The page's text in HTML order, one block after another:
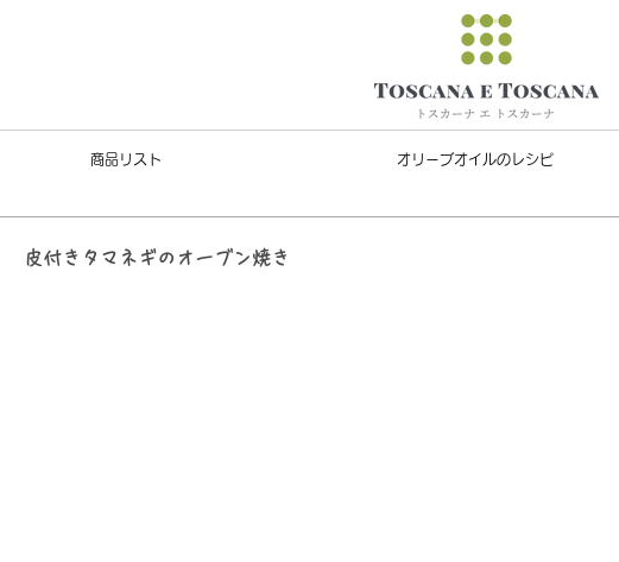
商品リスト オリーブオイルのレシピ
皮付きタマネギのオーブン焼き